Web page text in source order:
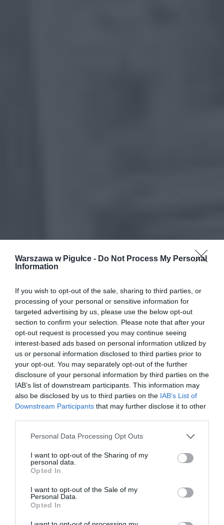
Warszawa w Pigułce - Do Not Process My Personal
Information
If you wish to opt-out of the sale, sharing to third parties, or
processing of your personal or sensitive information for
targeted advertising by us, please use the below opt-out
section to confirm your selection. Please note that after your
opt-out request is processed you may continue seeing
interest-based ads based on personal information utilized by
us or personal information disclosed to third parties prior to
your opt-out. You may separately opt-out of the further
disclosure of your personal information by third parties on the
IAB’s list of downstream participants. This information may
also be disclosed by us to third parties on the IAB’s List of
Downstream Participants that may further disclose it to other
Personal Data Processing Opt Outs
I want to opt-out of the Sharing of my
personal data.
Opted In
I want to opt-out of the Sale of my
Personal Data.
Opted In